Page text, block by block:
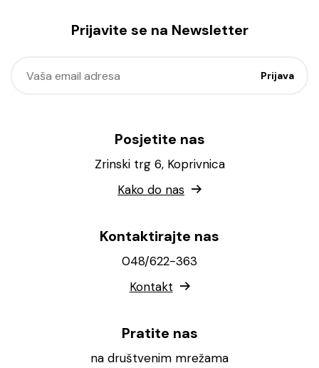
Prijavite se na Newsletter
Posjetite nas
Zrinski trg 6, Koprivnica
Kako do nas
Kontaktirajte nas
048/622-363
Kontakt
Pratite nas
na društvenim mrežama